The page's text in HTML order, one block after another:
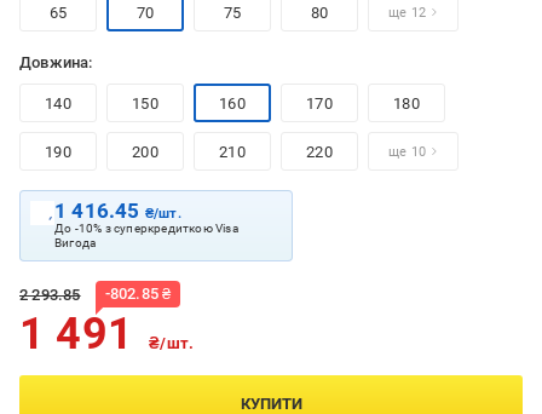
65 70 75 80 ще 12
Довжина:
140 150 160 170 180
190 200 210 220 ще 10
1 416.45 ₴/шт.
До -10% з суперкредиткою Visa
Вигода
2 293.85 -802.85 ₴
1 491 ₴/шт.
КУПИТИ